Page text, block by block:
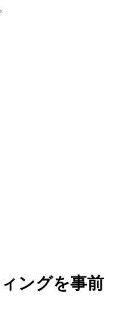
ングを事前